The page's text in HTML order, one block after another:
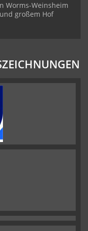
Worms-Weinsheim
großem Hof